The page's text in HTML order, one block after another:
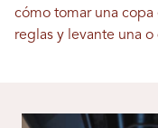
cómo tomar una copa
reglas y levante una